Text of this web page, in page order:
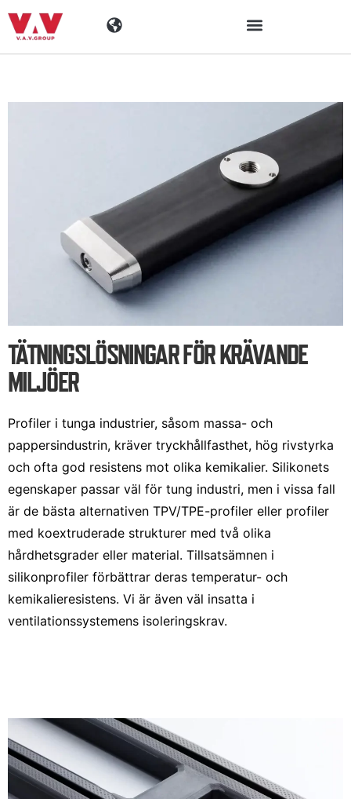
Materialen
Företaget
Aktuellt
Kontaktinformation
Suomi English
TÄTNINGSLÖSNINGAR FÖR KRÄVANDE
MILJÖER
Profiler i tunga industrier, såsom massa- och
pappersindustrin, kräver tryckhållfasthet, hög rivstyrka
och ofta god resistens mot olika kemikalier. Silikonets
egenskaper passar väl för tung industri, men i vissa fall
är de bästa alternativen TPV/TPE-profiler eller profiler
med koextruderade strukturer med två olika
hårdhetsgrader eller material. Tillsatsämnen i
silikonprofiler förbättrar deras temperatur- och
kemikalieresistens. Vi är även väl insatta i
ventilationssystemens isoleringskrav.